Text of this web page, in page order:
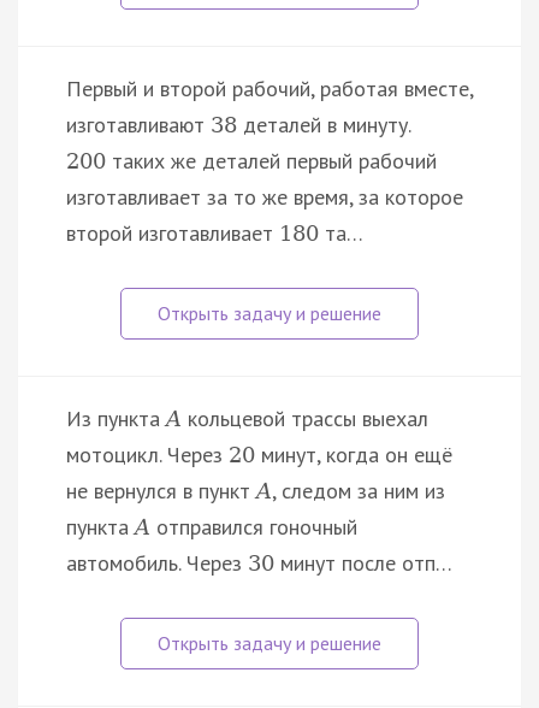
Первый и второй рабочий, работая вместе,
изготавливают 38 деталей в минуту.
200 таких же деталей первый рабочий
изготавливает за то же время, за которое
второй изготавливает 180 та…
Из пунктаA кольцевой трассы выехал
мотоцикл. Через 20 минут, когда он ещё
не вернулся в пунктA, следом за ним из
пунктаA отправился гоночный
автомобиль. Через 30 минут после отп…